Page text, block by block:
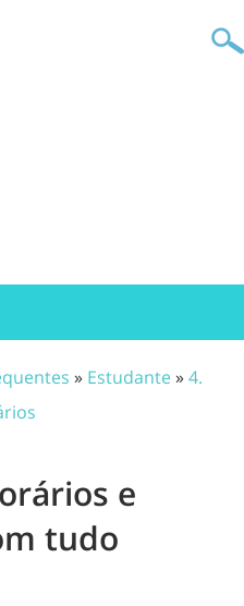
» Estudante»4.
e
tudo